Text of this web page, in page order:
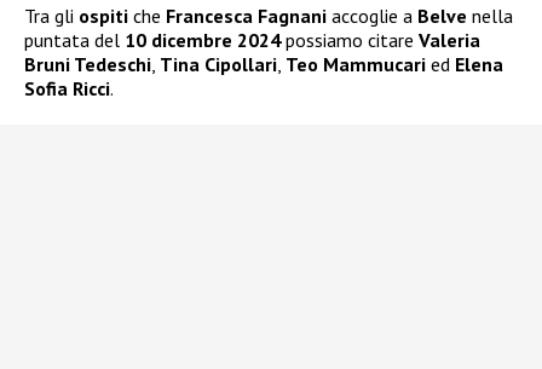
Tra gli ospiti che Francesca Fagnani accoglie a Belve nella
puntata del 10 dicembre 2024possiamo citare Valeria
Bruni Tedeschi, Tina Cipollari, Teo Mammucari ed Elena
Sofia Ricci.